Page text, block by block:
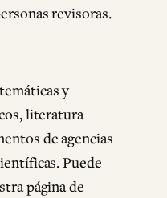
revisoras.
y
literatura
de agencias
Puede
página de